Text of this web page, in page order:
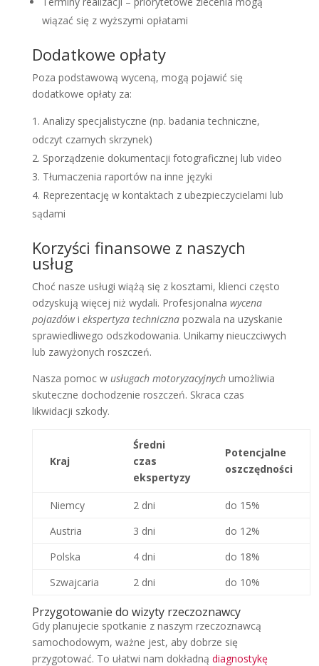
wiązać się z wyższymi opłatami
Dodatkowe opłaty
Poza podstawową wyceną, mogą pojawić się
dodatkowe opłaty za:
Analizy specjalistyczne (np. badania techniczne,
odczyt czarnych skrzynek)
Sporządzenie dokumentacji fotograficznej lub video
Tłumaczenia raportów na inne języki
Reprezentację w kontaktach z ubezpieczycielami lub
sądami
Korzyści finansowe z naszych
usług
Choć nasze usługi wiążą się z kosztami, klienci często
odzyskują więcej niż wydali. Profesjonalna wycena
pojazdówi ekspertyza technicznapozwala na uzyskanie
sprawiedliwego odszkodowania. Unikamy nieuczciwych
lub zawyżonych roszczeń.
Nasza pomoc w usługach motoryzacyjnychumożliwia
skuteczne dochodzenie roszczeń. Skraca czas
likwidacji szkody.
Kraj
Średni
czas
ekspertyzy
Potencjalne
oszczędności
Niemcy 2 dni
do 15%
Austria
3 dni
do 12%
Polska
4 dni
do 18%
Szwajcaria
2 dni do 10%
Przygotowanie do wizyty rzeczoznawcy
Gdy planujecie spotkanie z naszym rzeczoznawcą
samochodowym, ważne jest, aby dobrze się
przygotować. To ułatwi nam dokładną diagnostykę